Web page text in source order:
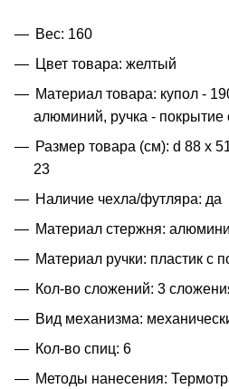
Вес: 160
Цвет товара: желтый
Материал товара: купол -
алюминий, ручка - покрытие
Размер товара (см): d 88 x
23
Наличие чехла/футляра: да
Материал стержня:
Материал ручки: пластик с
Кол-во сложений: 3
Вид механизма:
Кол-во спиц: 6
Методы нанесения: